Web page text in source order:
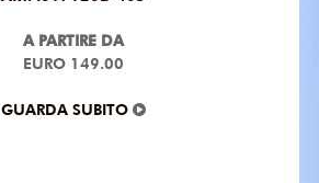
A PARTIRE DA
EURO 149.00
GUARDA SUBITO